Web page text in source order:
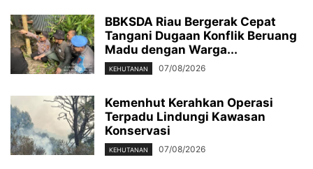
BBKSDA Riau Bergerak Cepat
Tangani Dugaan Konflik Beruang
Madu dengan Warga...
KEHUTANAN 07/08/2026
Kemenhut Kerahkan Operasi
Terpadu Lindungi Kawasan
Konservasi
KEHUTANAN 07/08/2026